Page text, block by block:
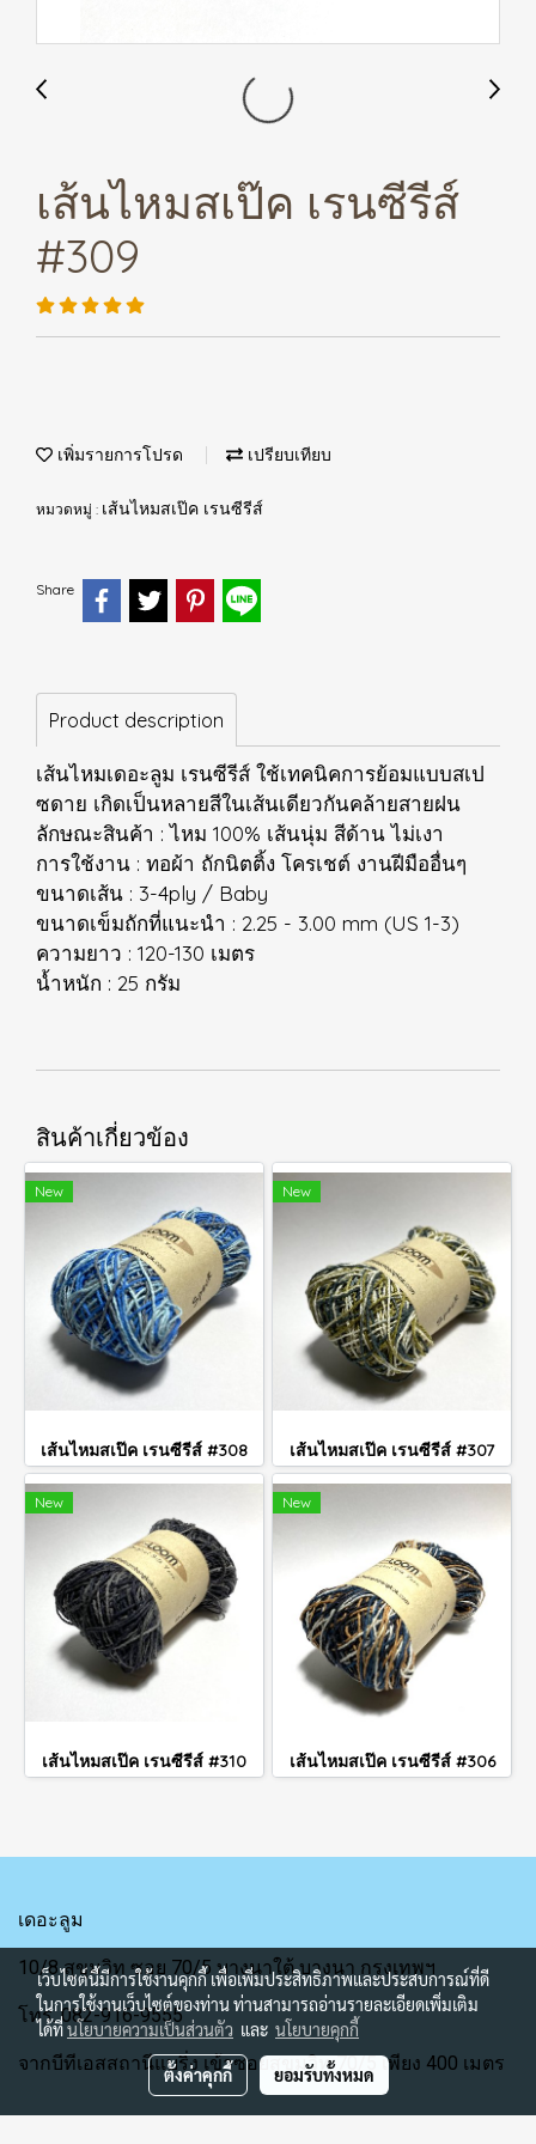
เส้นไหมสเป๊ค เรนซีรีส์
#309
เพิ่มรายการโปรด เปรียบเทียบ
หมวดหมู่ : เส้นไหมสเป๊ค เรนซีรีส์
Share
Product description
เส้นไหมเดอะลูม เรนซีรีส์ ใช้เทคนิคการย้อมแบบสเป
ซดาย เกิดเป็นหลายสีในเส้นเดียวกันคล้ายสายฝน
ลักษณะสินค้า : ไหม 100% เส้นนุ่ม สีด้าน ไม่เงา
การใช้งาน : ทอผ้า ถักนิตติ้ง โครเชต์ งานฝีมืออื่นๆ
ขนาดเส้น : 3-4ply / Baby
ขนาดเข็มถักที่แนะนำ : 2.25 - 3.00 mm (US 1-3)
ความยาว : 120-130 เมตร
น้ำหนัก : 25 กรัม
สินค้าเกี่ยวข้อง
New
เส้นไหมสเป๊ค เรนซีรีส์ #308
New
เส้นไหมสเป๊ค เรนซีรีส์ #307
New
เส้นไหมสเป๊ค เรนซีรีส์ #310
New
เส้นไหมสเป๊ค เรนซีรีส์ #306
เดอะลูม
10/8 สุขุมวิท ซอย 70/5 บางนาใต้ บางนา กรุงเทพฯ
โทร. 082-916-9555
จากบีทีเอสสถานีแบริ่ง เข้าซอยสุขุมวิท 70/5 เพียง 400 เมตร
เว็บไซต์นี้มีการใช้งานคุกกี้ เพื่อเพิ่มประสิทธิภาพและประสบการณ์ที่ดี
ในการใช้งานเว็บไซต์ของท่าน ท่านสามารถอ่านรายละเอียดเพิ่มเติม
ได้ที่นโยบายความเป็นส่วนตัว และ นโยบายคุกกี้
ตั้งค่าคุกกี้ ยอมรับทั้งหมด